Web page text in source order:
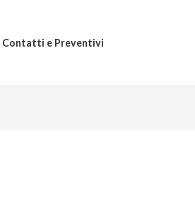
Contatti e Preventivi